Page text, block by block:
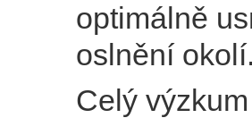
optimálně
oslnění okolí.
Celý